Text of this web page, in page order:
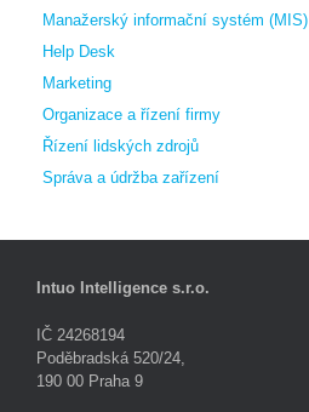
Manažerský informační systém (MIS)
Help Desk
Marketing
Organizace a řízení firmy
Řízení lidských zdrojů
Správa a údržba zařízení
Intuo Intelligence s.r.o.
IČ 24268194
Poděbradská 520/24,
190 00 Praha 9